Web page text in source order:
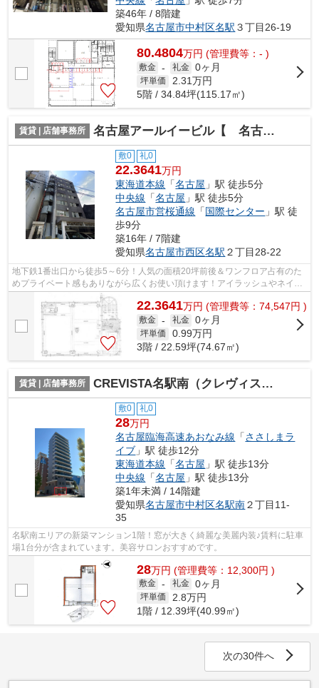
築46年 / 8階建
愛知県名古屋市中村区名駅 ３丁目26-19
80.4804万円 (管理費等：- )
敷金 - 礼金 0ヶ月
坪単価 2.31万円
5階 / 34.84坪(115.17㎡)
賃貸 | 店舗事務所 名古屋アールイービル【 名古屋の貸事務所・貸オフィス 】
敷0 礼0
22.3641万円
東海道本線 「名古屋 」駅 徒歩5分
中央線 「名古屋 」駅 徒歩5分
名古屋市営桜通線 「国際センター 」駅 徒
歩9分
築16年 / 7階建
愛知県名古屋市西区名駅 ２丁目28-22
地下鉄1番出口から徒歩5～6分！人気の面積20坪前後＆ワンフロア占有のた
めプライベート感もありながら広くお使い頂けます！アイラッシュやネイル
サロンにおすすめ♪（※1階エントランス...
22.3641万円 (管理費等：74,547円 )
敷金 - 礼金 0ヶ月
坪単価 0.99万円
3階 / 22.59坪(74.67㎡)
賃貸 | 店舗事務所 CREVISTA名駅南（クレヴィスタ メイエキ ミナミ）【 1階路面店 】
敷0 礼0
28万円
名古屋臨海高速あおなみ線 「ささしまラ
イブ 」駅 徒歩12分
東海道本線 「名古屋 」駅 徒歩13分
中央線 「名古屋 」駅 徒歩13分
築1年未満 / 14階建
愛知県名古屋市中村区名駅南２丁目11-
35
名駅南エリアの新築マンション1階！窓が大きく綺麗な美麗内装♪賃料に駐車
場1台分が含まれています。美容サロンおすすめです。
28万円 (管理費等：12,300円 )
敷金 - 礼金 0ヶ月
坪単価 2.8万円
1階 / 12.39坪(40.99㎡)
次の30件へ